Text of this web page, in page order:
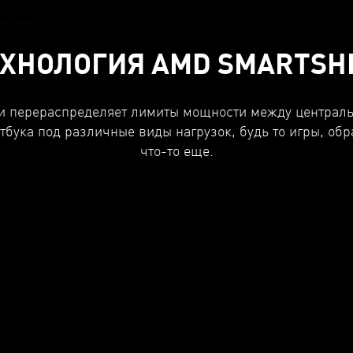
AMD
перераспределяет лимиты мощности между
под различные виды нагрузок, будь то игры,
что-то еще.
6000M – это передовые графические технологии и
совместно с мобильным процессором
доступа к видеопамяти Smart Access